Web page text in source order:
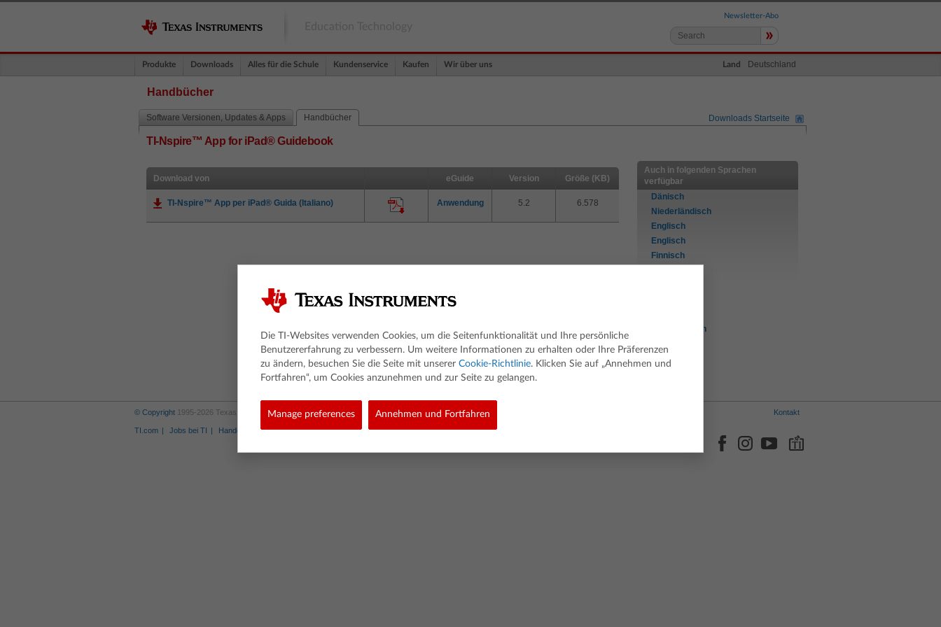
Newsletter-Abo
»
Produkte Downloads Alles für die Schule Kundenservice Kaufen Wir über uns Land Deutschland
Handbücher
Software Versionen, Updates & Apps Handbücher Downloads Startseite
TI-Nspire™ App for iPad® Guidebook
Download von eGuide Version Größe (KB)
TI-Nspire™ App per iPad® Guida (Italiano) Anwendung 5.2 6.578
Auch in folgenden Sprachen
verfügbar
Dänisch
Niederländisch
Englisch
Englisch
Finnisch
Portugiesisch
Schwedisch
© Copyright 1995-2026 Texas Instruments Incorporated. Alle Rechte vorbehalten.
TI.com Jobs bei TI Handelsmarke Privacy Policy Link Policy Richtlinie Für Softwaredaten Cookie Policy
Kontakt
Die TI-Websites verwenden Cookies, um die Seitenfunktionalität und Ihre persönliche
Benutzererfahrung zu verbessern. Um weitere Informationen zu erhalten oder Ihre Präferenzen
zu ändern, besuchen Sie die Seite mit unserer Cookie-Richtlinie. Klicken Sie auf „Annehmen und
Fortfahren“, um Cookies anzunehmen und zur Seite zu gelangen.
Manage preferences Annehmen und Fortfahren